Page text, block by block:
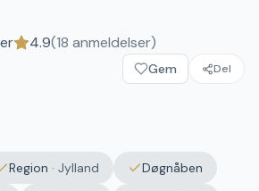
4.9(18 anmeldelser)
Gem Del
Region · Jylland
Døgnåben